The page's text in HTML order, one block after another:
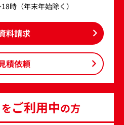
時（年末年始除く）
料請求
積依頼
ご利用中の方